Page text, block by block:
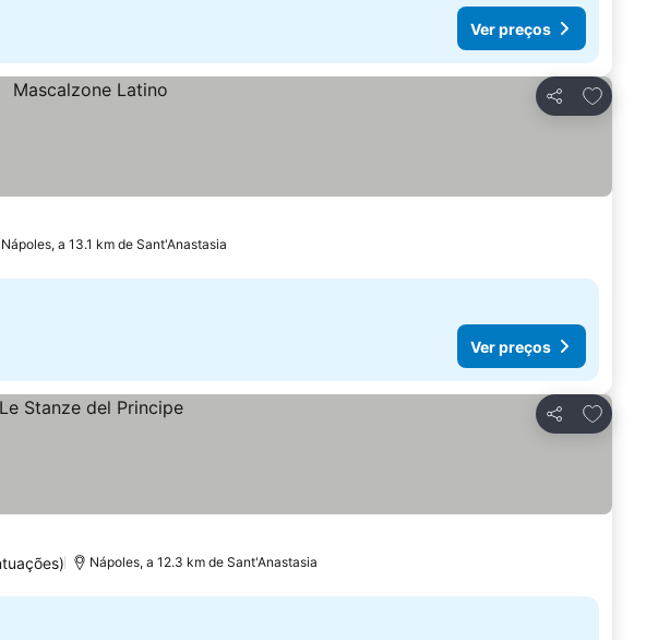
Ver preços
Partilhar
Adicionar
Nápoles, a 13.1 km de Sant'Anastasia
Ver preços
Partilhar
Adicionar
Nápoles, a 12.3 km de Sant'Anastasia